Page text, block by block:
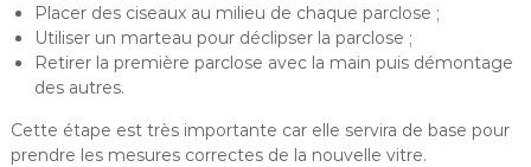
Placer des ciseaux au milieu de chaque parclose ;
Utiliser un marteau pour déclipser la parclose ;
Retirer la première parclose avec la main puis démontage
des autres.
Cette étape est très importante car elle servira de base pour
prendre les mesures correctes de la nouvelle vitre.